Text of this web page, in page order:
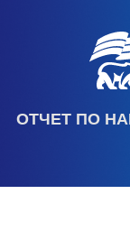
ОТЧЕТ ПО